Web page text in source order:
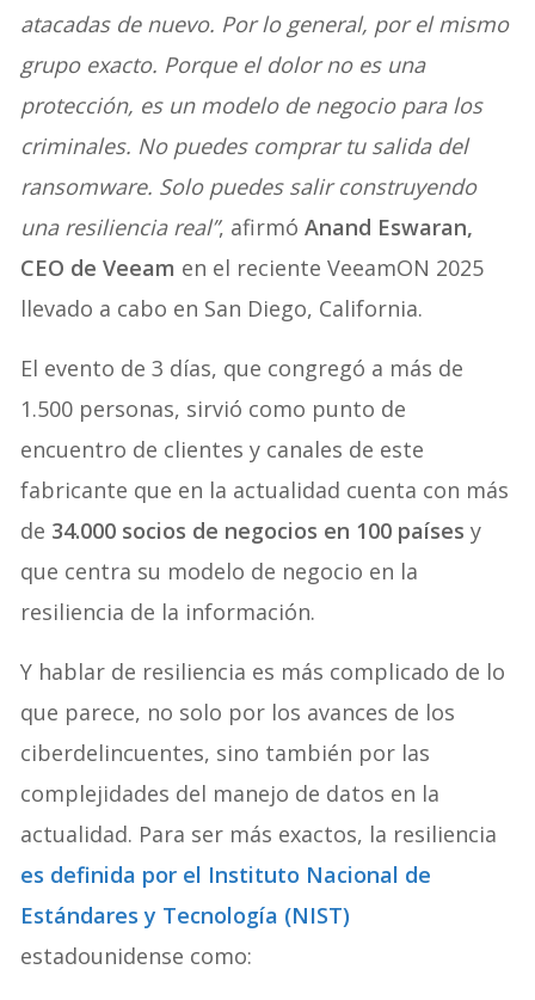
atacadas de nuevo. Por lo general, por el mismo
grupo exacto. Porque el dolor no es una
protección, es un modelo de negocio para los
criminales. No puedes comprar tu salida del
ransomware. Solo puedes salir construyendo
una resiliencia real”, afirmóAnand Eswaran,
CEO de Veeam en el reciente VeeamON 2025
llevado a cabo en San Diego, California.
El evento de 3 días, que congregó a más de
1.500 personas, sirvió como punto de
encuentro de clientes y canales de este
fabricante que en la actualidad cuenta con más
de 34.000 socios de negocios en 100 países y
que centra su modelo de negocio en la
resiliencia de la información.
Y hablar de resiliencia es más complicado de lo
que parece, no solo por los avances de los
ciberdelincuentes, sino también por las
complejidades del manejo de datos en la
actualidad. Para ser más exactos, la resiliencia
es definida por el Instituto Nacional de
Estándares y Tecnología (NIST)
estadounidense como: